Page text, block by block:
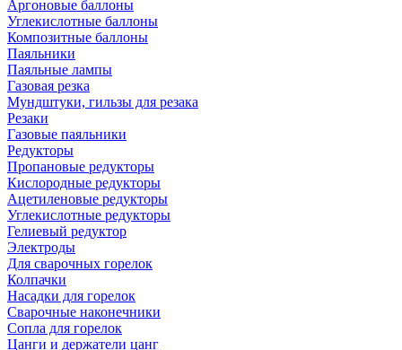
Аргоновые баллоны
Углекислотные баллоны
Композитные баллоны
Паяльники
Паяльные лампы
Газовая резка
Мундштуки, гильзы для резака
Резаки
Газовые паяльники
Редукторы
Пропановые редукторы
Кислородные редукторы
Ацетиленовые редукторы
Углекислотные редукторы
Гелиевый редуктор
Электроды
Для сварочных горелок
Колпачки
Насадки для горелок
Сварочные наконечники
Сопла для горелок
Цанги и держатели цанг